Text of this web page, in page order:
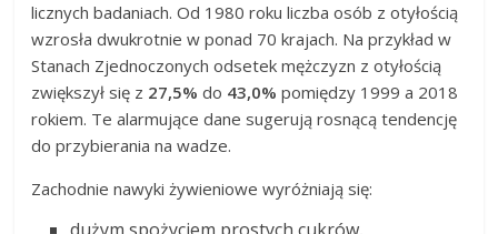
licznych badaniach. Od 1980 roku liczba osób z otyłością
wzrosła dwukrotnie w ponad 70 krajach. Na przykład w
Stanach Zjednoczonych odsetek mężczyzn z otyłością
zwiększył się z 27,5% do 43,0% pomiędzy 1999 a 2018
rokiem. Te alarmujące dane sugerują rosnącą tendencję
do przybierania na wadze.
Zachodnie nawyki żywieniowe wyróżniają się: